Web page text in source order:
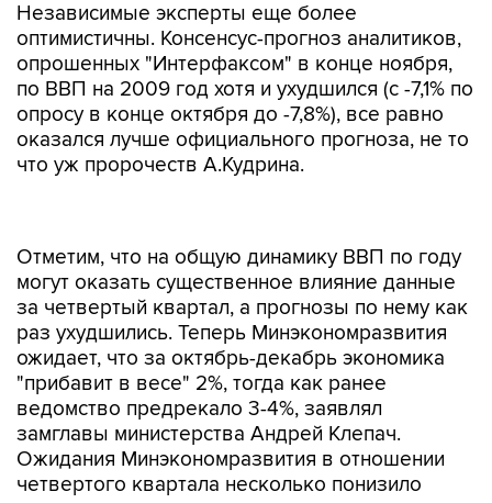
Независимые эксперты еще более
оптимистичны. Консенсус-прогноз аналитиков,
опрошенных "Интерфаксом" в конце ноября,
по ВВП на 2009 год хотя и ухудшился (с -7,1% по
опросу в конце октября до -7,8%), все равно
оказался лучше официального прогноза, не то
что уж пророчеств А.Кудрина.
за четвертый квартал, а прогнозы по нему как
раз ухудшились. Теперь Минэкономразвития
ожидает, что за октябрь-декабрь экономика
"прибавит в весе" 2%, тогда как ранее
ведомство предрекало 3-4%, заявлял
замглавы министерства Андрей Клепач.
Ожидания Минэкономразвития в отношении
четвертого квартала несколько понизило
замедление восстановления экономики в
октябре.